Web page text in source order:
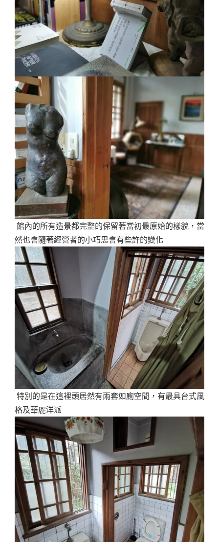
館內的所有造景都完整的保留著當初最原始的樣貌，當
然也會隨著經營者的小巧思會有些許的變化
特別的是在這裡頭居然有兩套如廁空間，有最具台式風
格及華麗洋派